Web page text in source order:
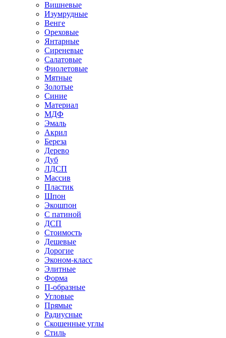
Вишневые
Изумрудные
Венге
Ореховые
Янтарные
Сиреневые
Салатовые
Фиолетовые
Мятные
Золотые
Синие
Материал
МДФ
Эмаль
Акрил
Береза
Дерево
Дуб
ЛДСП
Массив
Пластик
Шпон
Экошпон
С патиной
ДСП
Стоимость
Дешевые
Дорогие
Эконом-класс
Элитные
Форма
П-образные
Угловые
Прямые
Радиусные
Скошенные углы
Стиль